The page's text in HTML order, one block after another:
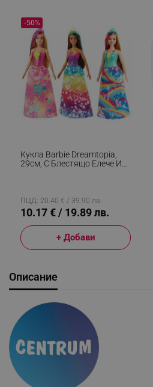
Кукла Barbie Dreamtopia,
29см, С Блестящо Елече И
-50%
ПЦД: 20.40 € / 39.90 лв.
10.17 € / 19.89 лв.
+ Добави
Описание